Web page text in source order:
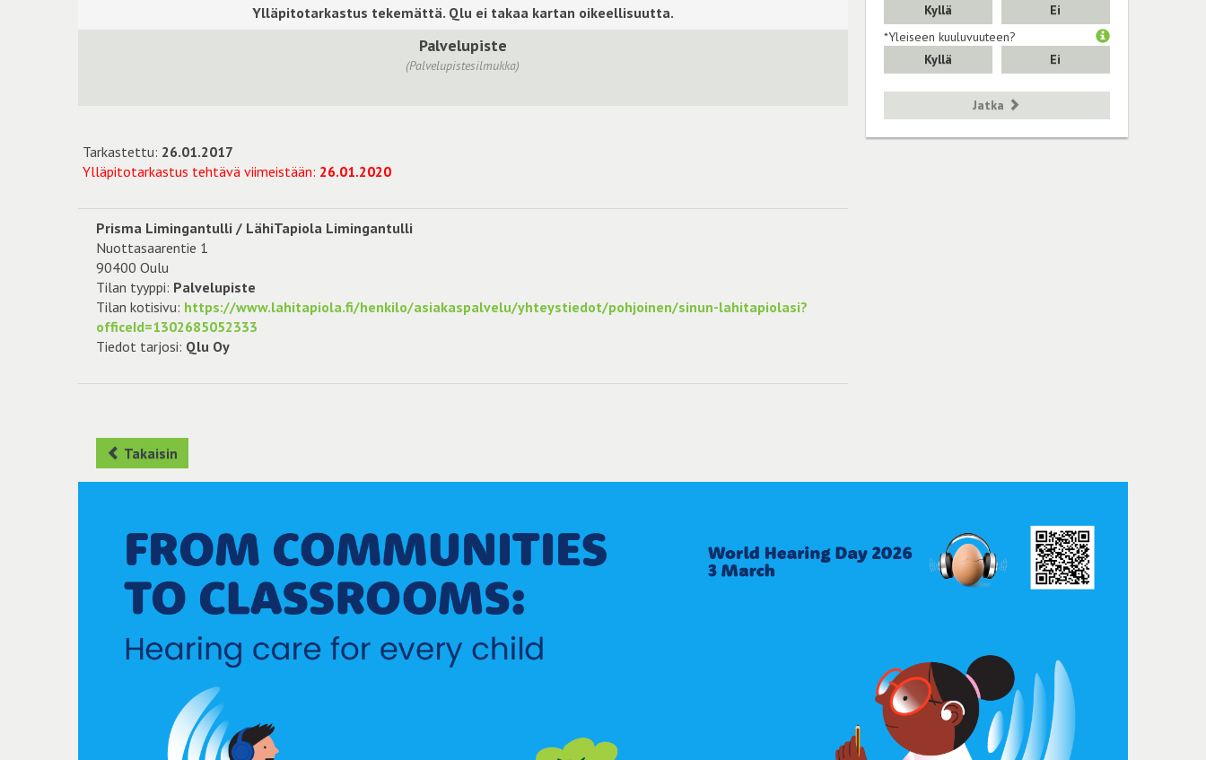
Palvelupiste
(Palvelupistesilmukka)
Tarkastettu: 26.01.2017
Ylläpitotarkastus tehtävä viimeistään: 26.01.2020
Prisma Limingantulli / LähiTapiola Limingantulli
Nuottasaarentie 1
90400 Oulu
Tilan tyyppi: Palvelupiste
Tilan kotisivu: https://www.lahitapiola.fi/henkilo/asiakaspalvelu/yhteystiedot/pohjoinen/sinun-lahitapiolasi?
officeId=1302685052333
Tiedot tarjosi: Qlu Oy
Kyllä
Ei
*Yleiseen kuuluvuuteen?
Kyllä
Ei
Jatka
Takaisin